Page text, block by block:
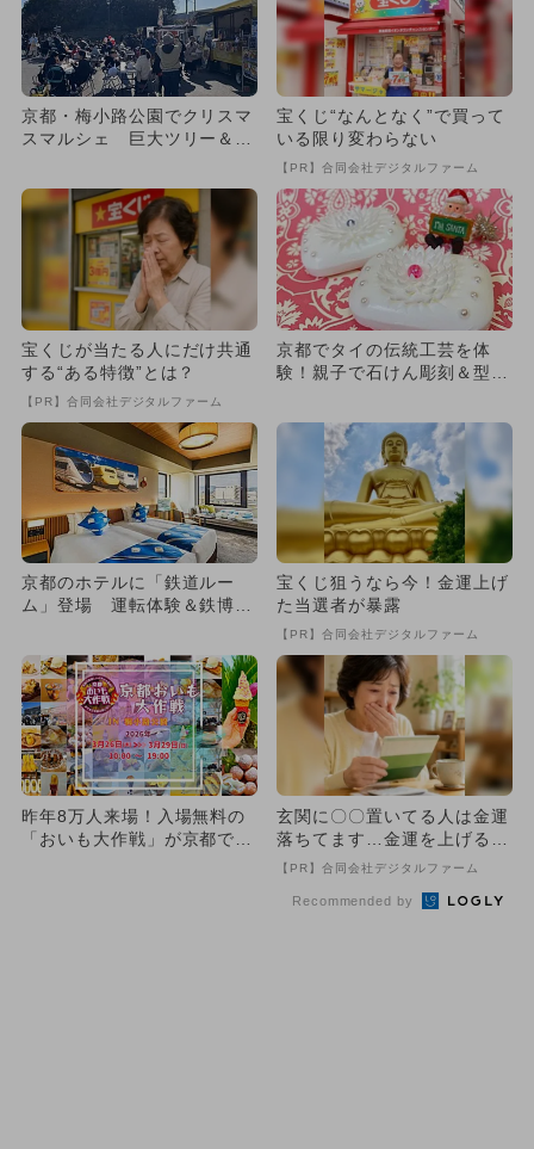
京都・梅小路公園でクリスマ
スマルシェ 巨大ツリー＆キ
も
宝くじ“なんとなく”で買って
いる限り変わらない
【PR】合同会社デジタルファーム
宝くじが当たる人にだけ共通
する“ある特徴”とは？
【PR】合同会社デジタルファーム
京都でタイの伝統工芸を体
験！親子で石けん彫刻＆型抜
京都のホテルに「鉄道ルー
ム」登場 運転体験＆鉄博の
宝くじ狙うなら今！金運上げ
た当選者が暴露
【PR】合同会社デジタルファーム
昨年8万人来場！入場無料の
「おいも大作戦」が京都で開
玄関に〇〇置いてる人は金運
落ちてます…金運を上げる方
法とは
【PR】合同会社デジタルファーム
Recommended by